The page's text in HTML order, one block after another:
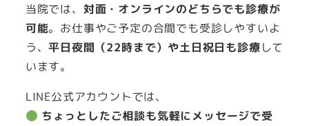
当院では、 対面・オンラインのどちらでも診療が
可能。お仕事やご予定の合間でも受診しやすいよ
う、平日夜間（22時まで）や土日祝日も診療して
います。
LINE公式アカウントでは、
ちょっとしたご相談も気軽にメッセージで受